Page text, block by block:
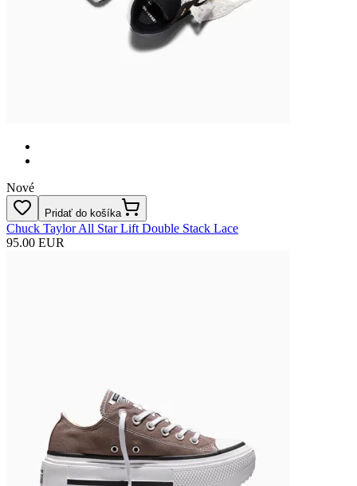
Nové
Pridať do košíka
Chuck Taylor All Star Lift Double Stack Lace
95.00 EUR